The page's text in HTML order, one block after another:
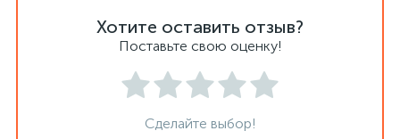
Хотите оставить отзыв?
Поставьте свою оценку!
Сделайте выбор!